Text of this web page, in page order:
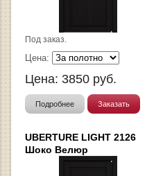
Под заказ.
Цена:
Цена: 3850 руб.
Подробнее Заказать
UBERTURE LIGHT 2126
Шоко Велюр